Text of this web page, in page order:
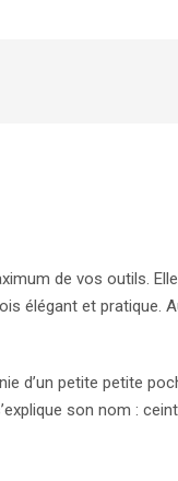
de vos outils.
élégant et pratique.
d’un petite petite
son nom :